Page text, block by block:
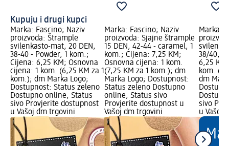
Kupuju i drugi kupci
Marka: Fascino; Naziv
proizvoda: Štrample
svilenkasto-mat, 20 DEN,
38-40 - Powder, 1 kom.;
Cijena: 6,25 KM; Osnovna
cijena: 1 kom. (6,25 KM za 1
kom.); dm Marka Logo;
Dostupnost: Status zeleno
Dostupno online, Status
sivo Provjerite dostupnost
u Vašoj dm trgovini
Marka: Fascino; Naziv
proizvoda: Sjajne štrample
15 DEN, 42-44 - caramel, 1
kom.; Cijena: 7,25 KM;
Osnovna cijena: 1 kom.
(7,25 KM za 1 kom.); dm
Marka Logo; Dostupnost:
Status zeleno Dostupno
online, Status sivo
Provjerite dostupnost u
Vašoj dm trgovini
Marka:
38/40, 1
6,25
kom.
dm
sivo
u Vašoj